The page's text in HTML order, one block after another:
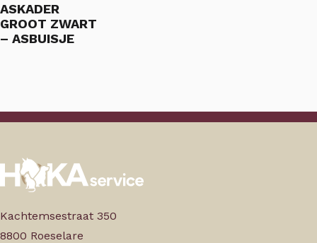
ASKADER
GROOT ZWART
– ASBUISJE
Kachtemsestraat 350
8800 Roeselare